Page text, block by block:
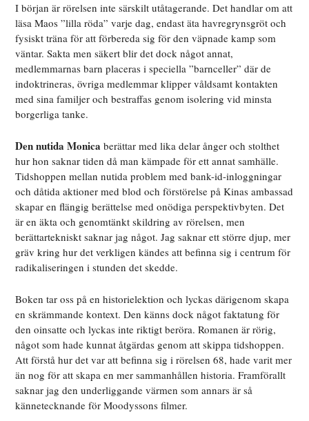
I början är rörelsen inte särskilt utåtagerande. Det handlar om att
läsa Maos ”lilla röda” varje dag, endast äta havregrynsgröt och
fysiskt träna för att förbereda sig för den väpnade kamp som
väntar. Sakta men säkert blir det dock något annat,
medlemmarnas barn placeras i speciella ”barnceller” där de
indoktrineras, övriga medlemmar klipper våldsamt kontakten
med sina familjer och bestraffas genom isolering vid minsta
borgerliga tanke.
Den nutida Monica berättar med lika delar ånger och stolthet
hur hon saknar tiden då man kämpade för ett annat samhälle.
Tidshoppen mellan nutida problem med bank-id-inloggningar
och dåtida aktioner med blod och förstörelse på Kinas ambassad
skapar en flängig berättelse med onödiga perspektivbyten. Det
är en äkta och genomtänkt skildring av rörelsen, men
berättartekniskt saknar jag något. Jag saknar ett större djup, mer
gräv kring hur det verkligen kändes att befinna sig i centrum för
radikaliseringen i stunden det skedde.
Boken tar oss på en historielektion och lyckas därigenom skapa
en skrämmande kontext. Den känns dock något faktatung för
den oinsatte och lyckas inte riktigt beröra. Romanen är rörig,
något som hade kunnat åtgärdas genom att skippa tidshoppen.
Att förstå hur det var att befinna sig i rörelsen 68, hade varit mer
än nog för att skapa en mer sammanhållen historia. Framförallt
saknar jag den underliggande värmen som annars är så
kännetecknande för Moodyssons filmer.